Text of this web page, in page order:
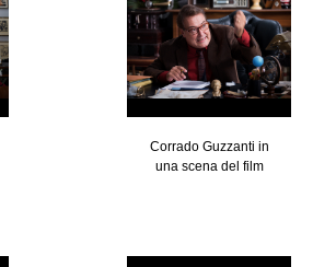
Corrado Guzzanti in
una scena del film